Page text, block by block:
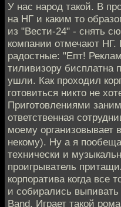
У нас народ такой. В
на НГ и каким то
из "Вести-24" - снять
компании отмечают НГ.
радостные: "Епт!
тиливизору бисплатна
ушли. Как проходил
готовиться никто не
Приготовлениями
ответственная
моему организовывает
некому). Ну а я
технически и
проигрыватель
корпоратива когда все
и собирались
Band. Играет такой